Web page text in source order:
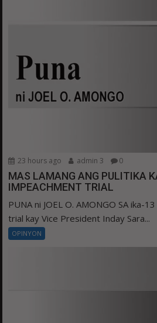
23 hours ago admin 3 0
MAS LAMANG ANG PULITIKA
IMPEACHMENT TRIAL
PUNA ni JOEL O. AMONGO SA ika-
trial kay Vice President Inday Sara...
OPINYON